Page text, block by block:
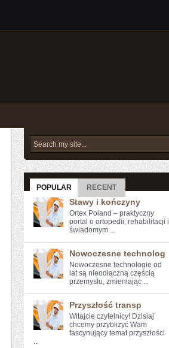
POPULAR RECENT
Stawy i kończyny
Ortex Poland – praktyczny
portal o ortopedii, rehabilitacji i
świadomym ...
Nowoczesne technolog
Nowoczesne technologie od
‌lat są nieodłączną⁣ częścią
przemysłu, ‌zmieniając ...
Przyszłość transp
Witajcie ⁣czytelnicy! Dzisiaj
chcemy przybliżyć ‍Wam
fascynujący temat przyszłości
...